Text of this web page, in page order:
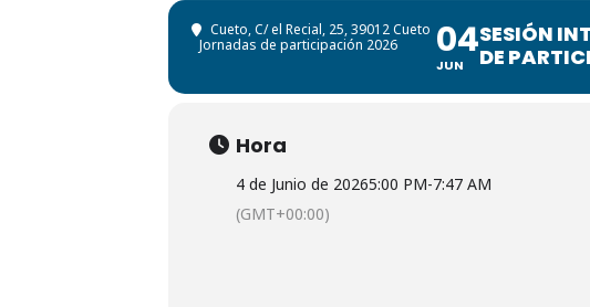
Cueto, C/ el Recial, 25, 39012 Cueto
Jornadas de participación 2026
04
JUN
SESIÓN
DE
Hora
4 de Junio de 20265:00 PM-7:47 AM
(GMT+00:00)